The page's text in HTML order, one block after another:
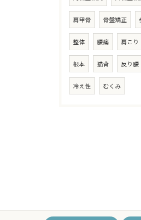
肩甲骨 骨盤矯正
整体 腰痛 肩こり
根本 猫背 反り腰
冷え性 むくみ